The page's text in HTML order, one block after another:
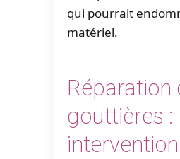
qui pourrait
matériel.
Réparation
gouttières :